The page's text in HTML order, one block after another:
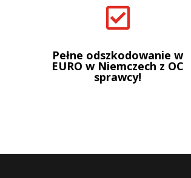

Pełne odszkodowanie w
EURO w Niemczech z OC
sprawcy!